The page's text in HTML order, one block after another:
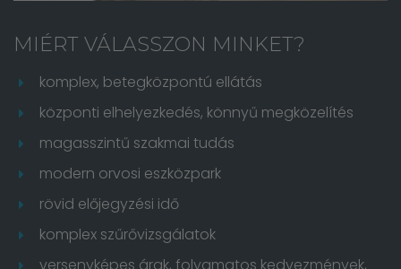
MIÉRT VÁLASSZON MINKET?
komplex, betegközpontú ellátás
központi elhelyezkedés, könnyű megközelítés
magasszintű szakmai tudás
modern orvosi eszközpark
rövid előjegyzési idő
komplex szűrővizsgálatok